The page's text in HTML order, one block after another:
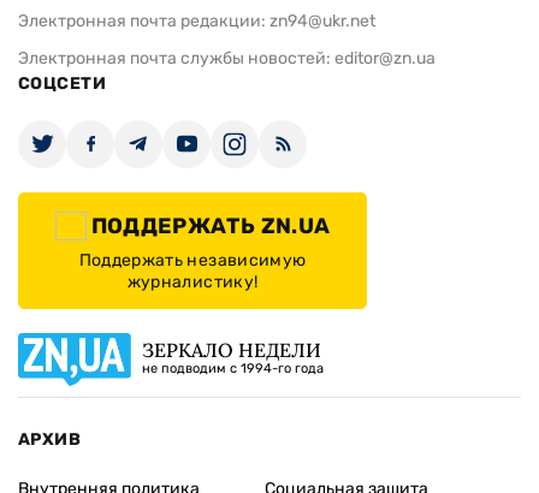
Электронная почта редакции: zn94@ukr.net
Электронная почта службы новостей: editor@zn.ua
СОЦСЕТИ
ПОДДЕРЖАТЬ ZN.UA
Поддержать независимую
журналистику!
ЗЕРКАЛО НЕДЕЛИ
не подводим с 1994-го года
АРХИВ
Внутренняя политика
Социальная защита